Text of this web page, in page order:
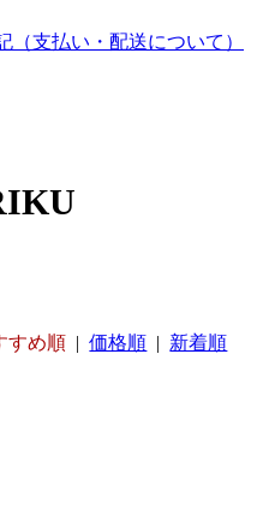
支払い・配送について）
すめ順 |価格順 | 新着順